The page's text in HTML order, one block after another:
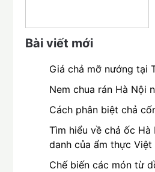
Bài viết mới
Giá chả mỡ nướng tại
Nem chua rán Hà Nội
Cách phân biệt chả
Tìm hiểu về chả ốc
danh của ẩm thực Việt
Chế biến các món từ